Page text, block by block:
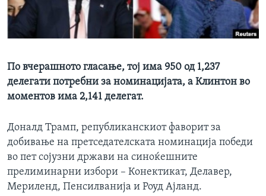
ИНТЕРВЈУА
По вчерашното гласање, тој има 950 од 1,237
делегати потребни за номинацијата, а Клинтон во
моментов има 2,141 делегат.
Доналд Трамп, републиканскиот фаворит за
добивање на претседателската номинација победи
во пет сојузни држави на синоќешните
прелиминарни избори – Конектикат, Делавер,
Мериленд, Пенсилванија и Роуд Ајланд.